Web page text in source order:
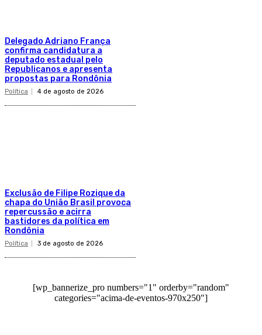
Delegado Adriano França
confirma candidatura a
deputado estadual pelo
Republicanos e apresenta
propostas para Rondônia
Política 4 de agosto de 2026
Exclusão de Filipe Rozique da
chapa do União Brasil provoca
repercussão e acirra
bastidores da política em
Rondônia
Política 3 de agosto de 2026
[wp_bannerize_pro numbers="1" orderby="random"
categories="acima-de-eventos-970x250"]